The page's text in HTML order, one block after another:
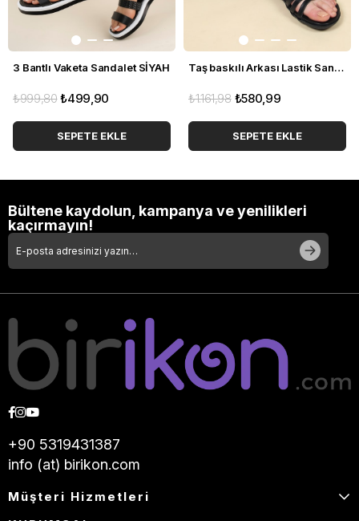
3 Bantlı Vaketa Sandalet SİYAH
₺499,90
₺999,80
SEPETE EKLE
Taş baskılı Arkası Lastik Sandalet SİYAH
₺580,99
₺1.161,98
SEPETE EKLE
Bültene kaydolun, kampanya ve yenilikleri
kaçırmayın!
+90 5319431387
info (at) birikon.com
Müşteri Hizmetleri